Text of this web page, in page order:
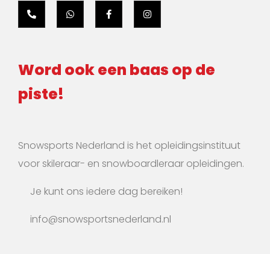
Word ook een baas op de
piste!
Snowsports Nederland is het opleidingsinstituut
voor skileraar- en snowboardleraar opleidingen.
Je kunt ons iedere dag bereiken!
info@snowsportsnederland.nl